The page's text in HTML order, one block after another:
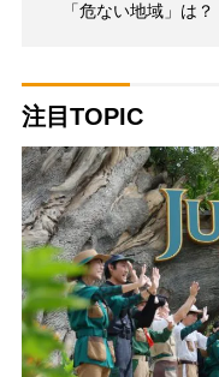
「危ない地域」は？
注目TOPIC